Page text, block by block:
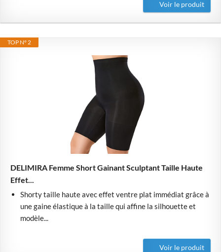
Voir le produit
TOP N° 2
DELIMIRA Femme Short Gainant Sculptant Taille Haute
Effet...
Shorty taille haute avec effet ventre plat immédiat grâce à
une gaine élastique à la taille qui affine la silhouette et
modèle...
Voir le produit